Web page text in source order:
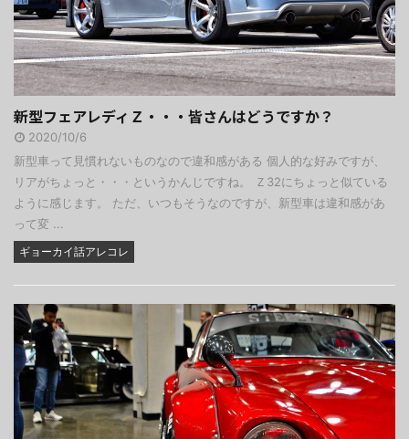
新型フェアレディＺ・・・皆さんはどうですか？
2020/10/6
新型車って見慣れないものなので違和感がある 個人的な好みですが、
リアがちょっと・・・というかんじですね。 Ｚ32にちょっと似ている
ように感じます。 ただ、いつもそうなのですが、新型車は違和感があ
って変 ...
ギョーカイ話アレコレ